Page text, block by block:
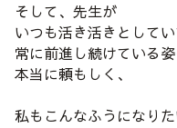
そして、先生が
いつも活き活きとして
常に前進し続けている
本当に頼もしく、
私もこんなふうになり